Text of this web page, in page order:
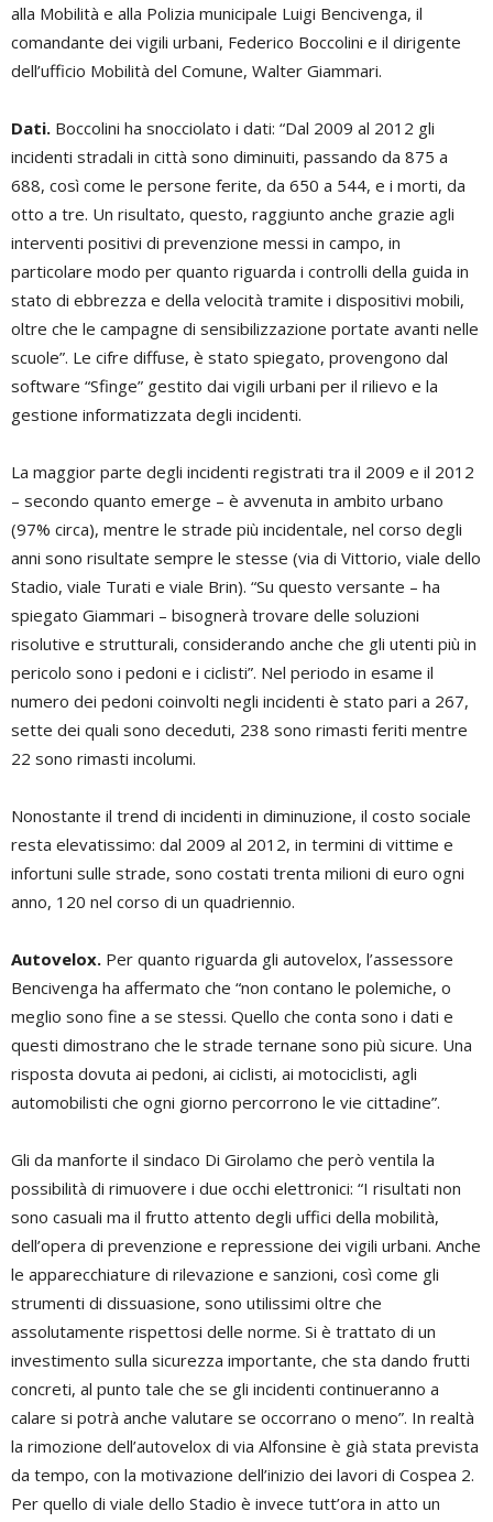
alla Mobilità e alla Polizia municipale Luigi Bencivenga, il
comandante dei vigili urbani, Federico Boccolini e il dirigente
dell’ufficio Mobilità del Comune, Walter Giammari.
Dati. Boccolini ha snocciolato i dati: “Dal 2009 al 2012 gli
incidenti stradali in città sono diminuiti, passando da 875 a
688, così come le persone ferite, da 650 a 544, e i morti, da
otto a tre. Un risultato, questo, raggiunto anche grazie agli
interventi positivi di prevenzione messi in campo, in
particolare modo per quanto riguarda i controlli della guida in
stato di ebbrezza e della velocità tramite i dispositivi mobili,
oltre che le campagne di sensibilizzazione portate avanti nelle
scuole”. Le cifre diffuse, è stato spiegato, provengono dal
software “Sfinge” gestito dai vigili urbani per il rilievo e la
gestione informatizzata degli incidenti.
La maggior parte degli incidenti registrati tra il 2009 e il 2012
– secondo quanto emerge – è avvenuta in ambito urbano
(97% circa), mentre le strade più incidentale, nel corso degli
anni sono risultate sempre le stesse (via di Vittorio, viale dello
Stadio, viale Turati e viale Brin). “Su questo versante – ha
spiegato Giammari – bisognerà trovare delle soluzioni
risolutive e strutturali, considerando anche che gli utenti più in
pericolo sono i pedoni e i ciclisti”. Nel periodo in esame il
numero dei pedoni coinvolti negli incidenti è stato pari a 267,
sette dei quali sono deceduti, 238 sono rimasti feriti mentre
22 sono rimasti incolumi.
Nonostante il trend di incidenti in diminuzione, il costo sociale
resta elevatissimo: dal 2009 al 2012, in termini di vittime e
infortuni sulle strade, sono costati trenta milioni di euro ogni
anno, 120 nel corso di un quadriennio.
Autovelox. Per quanto riguarda gli autovelox, l’assessore
Bencivenga ha affermato che “non contano le polemiche, o
meglio sono fine a se stessi. Quello che conta sono i dati e
questi dimostrano che le strade ternane sono più sicure. Una
risposta dovuta ai pedoni, ai ciclisti, ai motociclisti, agli
automobilisti che ogni giorno percorrono le vie cittadine”.
Gli da manforte il sindaco Di Girolamo che però ventila la
possibilità di rimuovere i due occhi elettronici: “I risultati non
sono casuali ma il frutto attento degli uffici della mobilità,
dell’opera di prevenzione e repressione dei vigili urbani. Anche
le apparecchiature di rilevazione e sanzioni, così come gli
strumenti di dissuasione, sono utilissimi oltre che
assolutamente rispettosi delle norme. Si è trattato di un
investimento sulla sicurezza importante, che sta dando frutti
concreti, al punto tale che se gli incidenti continueranno a
calare si potrà anche valutare se occorrano o meno”. In realtà
la rimozione dell’autovelox di via Alfonsine è già stata prevista
da tempo, con la motivazione dell’inizio dei lavori di Cospea 2.
Per quello di viale dello Stadio è invece tutt’ora in atto un